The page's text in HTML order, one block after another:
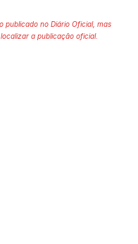
publicado no Diário Oficial, mas
a publicação oficial.